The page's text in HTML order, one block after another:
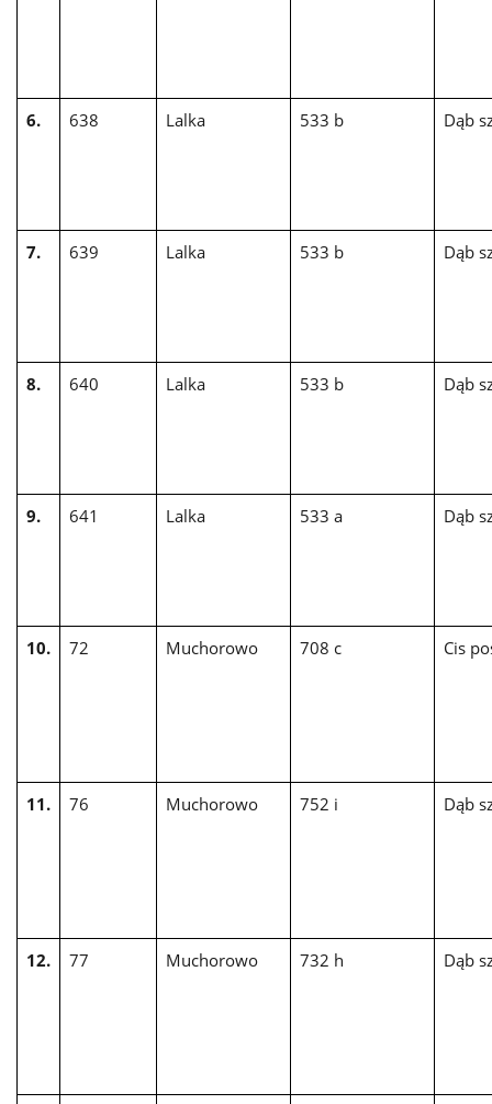
6. 638 Lalka 533 b Dąb
7. 639 Lalka 533 b Dąb
8. 640 Lalka 533 b Dąb
9. 641 Lalka 533 a Dąb
10. 72 Muchorowo 708 c Cis
11. 76 Muchorowo 752 i Dąb
12. 77 Muchorowo 732 h Dąb